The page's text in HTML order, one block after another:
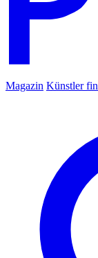
Magazin Künstler